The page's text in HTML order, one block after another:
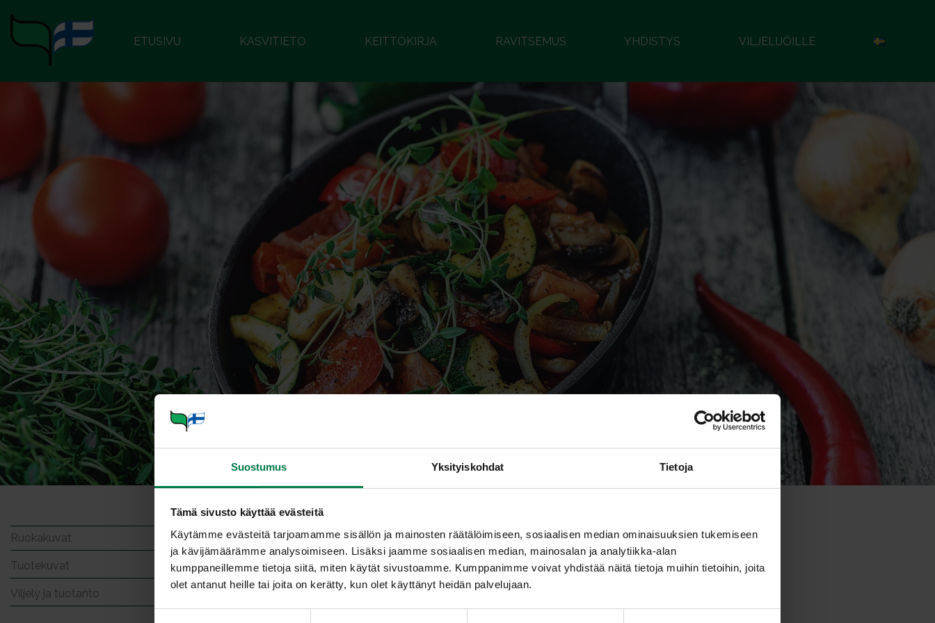
Suostumus Yksityiskohdat Tietoja
Tämä sivusto käyttää evästeitä
Käytämme evästeitä tarjoamamme sisällön ja mainosten räätälöimiseen, sosiaalisen median ominaisuuksien tukemiseen
ja kävijämäärämme analysoimiseen. Lisäksi jaamme sosiaalisen median, mainosalan ja analytiikka-alan
kumppaneillemme tietoja siitä, miten käytät sivustoamme. Kumppanimme voivat yhdistää näitä tietoja muihin tietoihin, joita
olet antanut heille tai joita on kerätty, kun olet käyttänyt heidän palvelujaan.
ETUSIVU KASVITIETO KEITTOKIRJA RAVITSEMUS YHDISTYS VILJELIJÖILLE
Ruokakuvat
Tuotekuvat
Viljely ja tuotanto
Tammenlehti pun 1 – kuvaaja tj
Kuvan on ottanut Teppo Johansson